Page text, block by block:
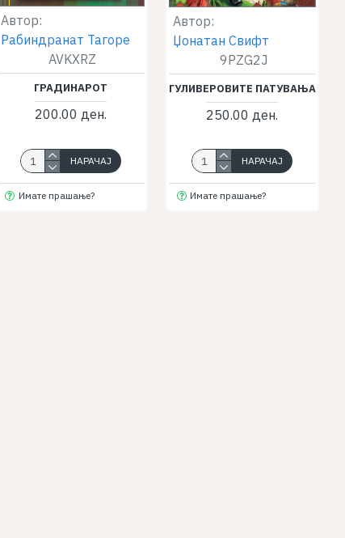
Автор:
Рабиндранат Тагоре
AVKXRZ
ГРАДИНАРОТ
200.00 ден.
НАРАЧАЈ
Имате прашање?
Автор:
Џонатан Свифт
9PZG2J
ГУЛИВЕРОВИТЕ ПАТУВАЊА
250.00 ден.
НАРАЧАЈ
Имате прашање?